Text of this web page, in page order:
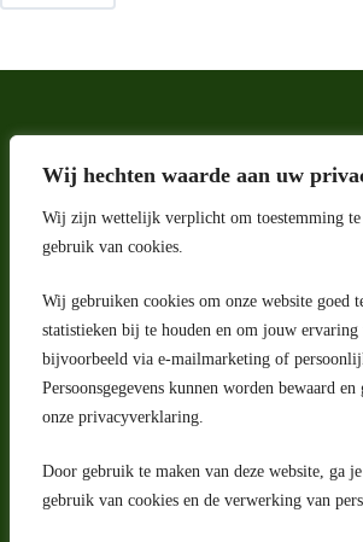
Wij hechten waarde aan uw
Wij zijn wettelijk verplicht om toestemming te
gebruik van cookies.
Wij gebruiken cookies om onze website goed
statistieken bij te houden en om jouw ervaring
bijvoorbeeld via e-mailmarketing of
Persoonsgegevens kunnen worden bewaard
onze privacyverklaring.
Door gebruik te maken van deze website, ga
gebruik van cookies en de verwerking van
Adres
Riga 4 E
2993 LW Barendrecht
Nederland
Contact
klantenservice@portugeseproducten.nl
Facebook